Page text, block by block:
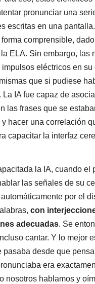
pronunciar una
escritas en una
comprensible,
ELA. Sin embargo, las
eléctricos en su
que si pudiese
La IA fue capaz de
las frases que se
hacer una correlación
capacitar la interfaz
la IA, cuando el
las señales de su
por el
con
adecuadas. Se
cantar. Y lo mejor
pasaba desde que
era
nosotros hablamos y